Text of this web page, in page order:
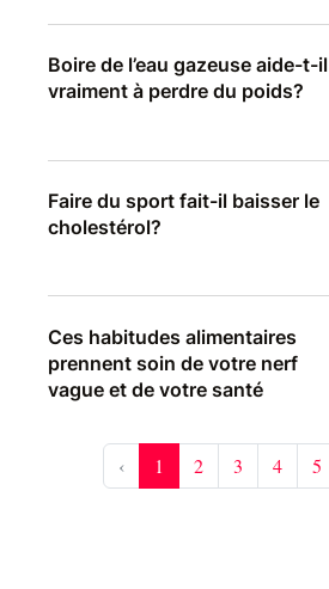
Boire de l’eau gazeuse aide-t-il
vraiment à perdre du poids?
Faire du sport fait-il baisser le
cholestérol?
Ces habitudes alimentaires
prennent soin de votre nerf
vague et de votre santé
‹ 1 2 3 4 5